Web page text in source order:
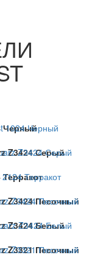
Черный
Z3424 Серый
Z3424 Песочный
Z3424 Белый
Z3321 Песочный